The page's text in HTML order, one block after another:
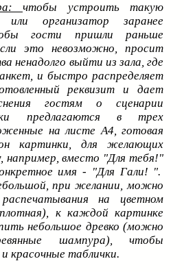
чтобы устроить такую
или организатор заранее
гости пришли раньше
это невозможно, просит
ненадолго выйти из зала, где
и быстро распределяет
реквизит и дает
гостям о сценарии
предлагаются в трех
на листе А4, готовая
картинки, для желающих
например, вместо "Для тебя!"
имя - "Для Гали! ".
при желании, можно
на цветном
к каждой картинке
небольшое древко (можно
шампура), чтобы
красочные таблички.